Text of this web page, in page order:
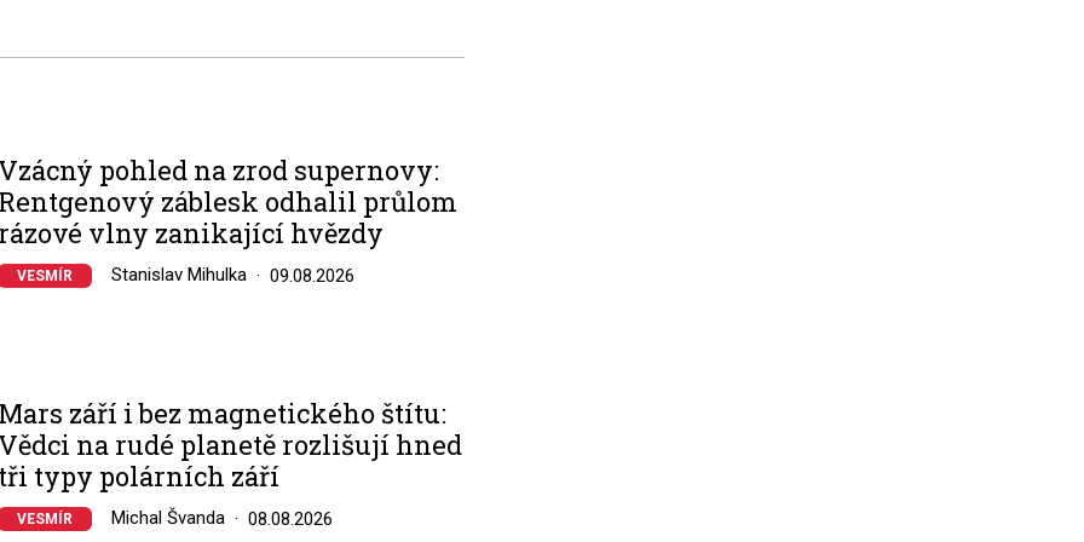
pohled na zrod supernovy:
záblesk odhalil průlom
vlny zanikající hvězdy
VESMÍR Stanislav Mihulka 09.08.2026
září i bez magnetického štítu:
na rudé planetě rozlišují hned
typy polárních září
VESMÍR Michal Švanda 08.08.2026